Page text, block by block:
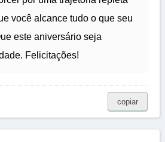
você alcance tudo o que seu
este aniversário seja
Felicitações!
copiar